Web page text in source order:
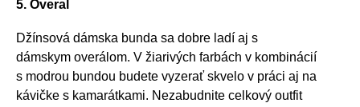
5. Overal
Džínsová dámska bunda sa dobre ladí aj s
dámskym overálom. V žiarivých farbách v kombinácií
s modrou bundou budete vyzerať skvelo v práci aj na
kávičke s kamarátkami. Nezabudnite celkový outfit